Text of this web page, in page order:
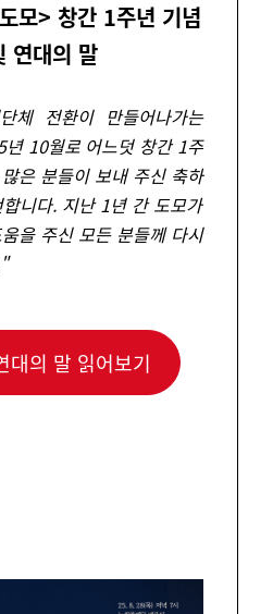
모> 창간 1주년 기념
연대의 말
체 전환이 만들어나가는
10월로 어느덧 창간 1주
은 분들이 보내 주신 축하
니다. 지난 1년 간 도모가
을 주신 모든 분들께 다시
"
대의 말 읽어보기